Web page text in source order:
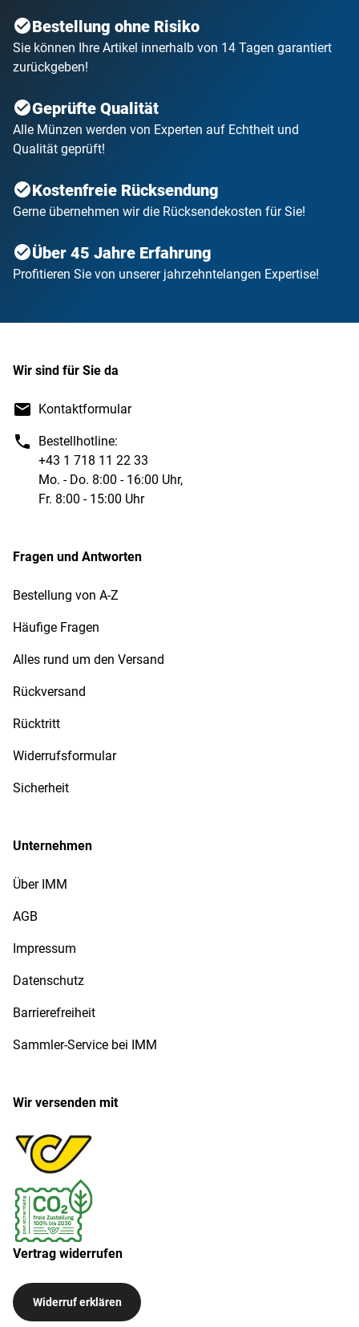
Bestellung ohne Risiko
Sie können Ihre Artikel innerhalb von 14 Tagen garantiert
zurückgeben!
Geprüfte Qualität
Alle Münzen werden von Experten auf Echtheit und
Qualität geprüft!
Kostenfreie Rücksendung
Gerne übernehmen wir die Rücksendekosten für Sie!
Über 45 Jahre Erfahrung
Profitieren Sie von unserer jahrzehntelangen Expertise!
Wir sind für Sie da
Kontaktformular
Bestellhotline:
+43 1 718 11 22 33
Mo. - Do. 8:00 - 16:00 Uhr,
Fr. 8:00 - 15:00 Uhr
Fragen und Antworten
Bestellung von A-Z
Häufige Fragen
Alles rund um den Versand
Rückversand
Rücktritt
Widerrufsformular
Sicherheit
Unternehmen
Über IMM
AGB
Impressum
Datenschutz
Barrierefreiheit
Sammler-Service bei IMM
Wir versenden mit
Vertrag widerrufen
Widerruf erklären